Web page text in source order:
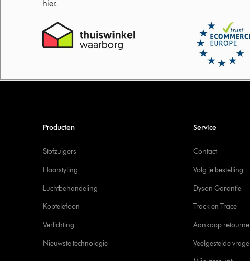
hier.
Producten
Stofzuigers
Haarstyling
Luchtbehandeling
Koptelefoon
Verlichting
Nieuwste technologie
Service
Contact
Volg je bestelling
Dyson Garantie
Track en Trace
Aankoop
Veelgestelde